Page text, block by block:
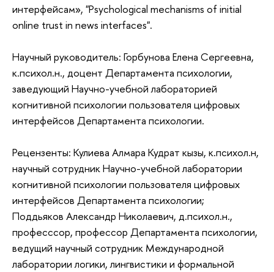
интерфейсам», "Psychological mechanisms of initial
online trust in news interfaces".
Научный руководитель: Горбунова Елена Сергеевна,
к.психол.н., доцент Департамента психологии,
заведующий Научно-учебной лабораторией
когнитивной психологии пользователя цифровых
интерфейсов Департамента психологии.
Рецензенты: Кулиева Алмара Кудрат кызы, к.психол.н,
научный сотрудник Научно-учебной лаборатории
когнитивной психологии пользователя цифровых
интерфейсов Департамента психологии;
Поддьяков Александр Николаевич, д.психол.н.,
професссор, профессор Департамента психологии,
ведущий научный сотрудник Международной
лаборатории логики, лингвистики и формальной